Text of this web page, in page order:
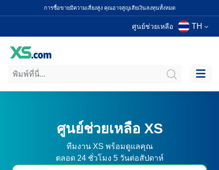
การซื้อขายมีความเสี่ยงสูง คุณอาจสูญเสียเงินลงทุนทั้งหมด
ศูนย์ช่วยเหลือ TH
ศูนย์ช่วยเหลือ XS
ทีมงาน XS พร้อมดูแลคุณ
ตลอด 24 ชั่วโมง 5 วันต่อสัปดาห์